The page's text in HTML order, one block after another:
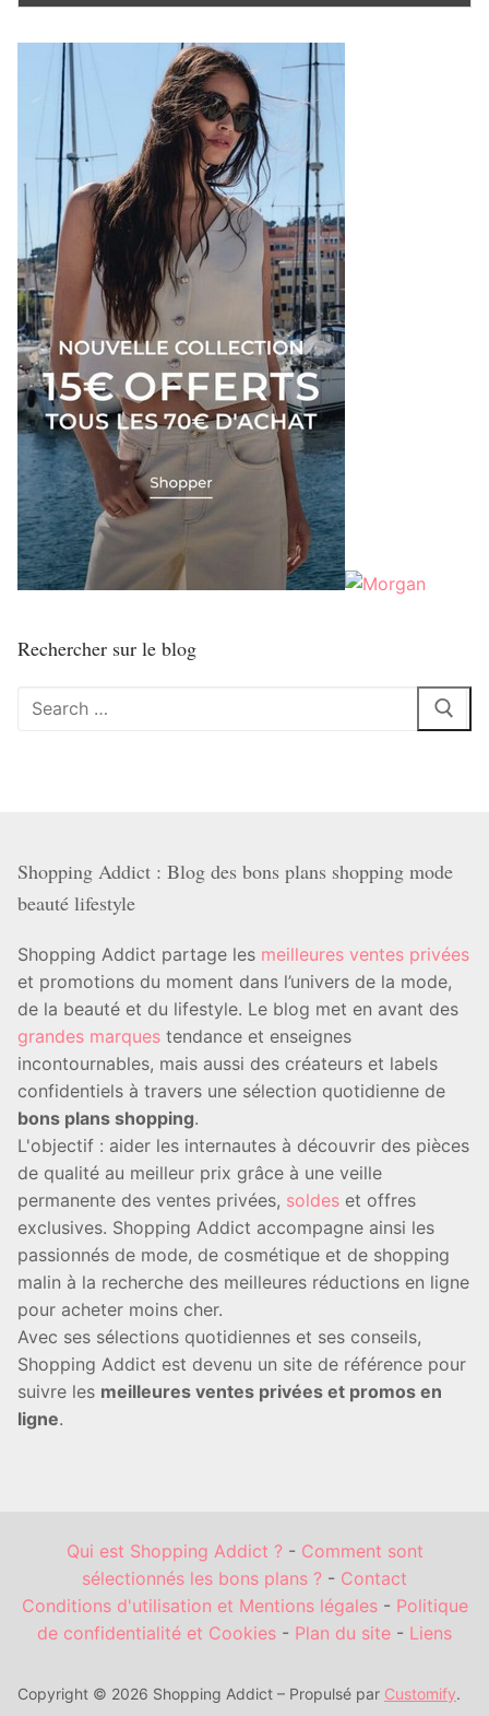
Rechercher sur le blog
Rechercher
Shopping Addict : Blog des bons plans shopping mode
beauté lifestyle
Shopping Addict partage les meilleures ventes privées
et promotions du moment dans l’univers de la mode,
de la beauté et du lifestyle. Le blog met en avant des
grandes marques tendance et enseignes
incontournables, mais aussi des créateurs et labels
confidentiels à travers une sélection quotidienne de
bons plans shopping.
L'objectif : aider les internautes à découvrir des pièces
de qualité au meilleur prix grâce à une veille
permanente des ventes privées, soldes et offres
exclusives. Shopping Addict accompagne ainsi les
passionnés de mode, de cosmétique et de shopping
malin à la recherche des meilleures réductions en ligne
pour acheter moins cher.
Avec ses sélections quotidiennes et ses conseils,
Shopping Addict est devenu un site de référence pour
suivre les meilleures ventes privées et promos en
ligne.
Qui est Shopping Addict ?- Comment sont
sélectionnés les bons plans ? - Contact
Conditions d'utilisation et Mentions légales- Politique
de confidentialité et Cookies - Plan du site - Liens
Copyright © 2026 Shopping Addict – Propulsé par Customify.